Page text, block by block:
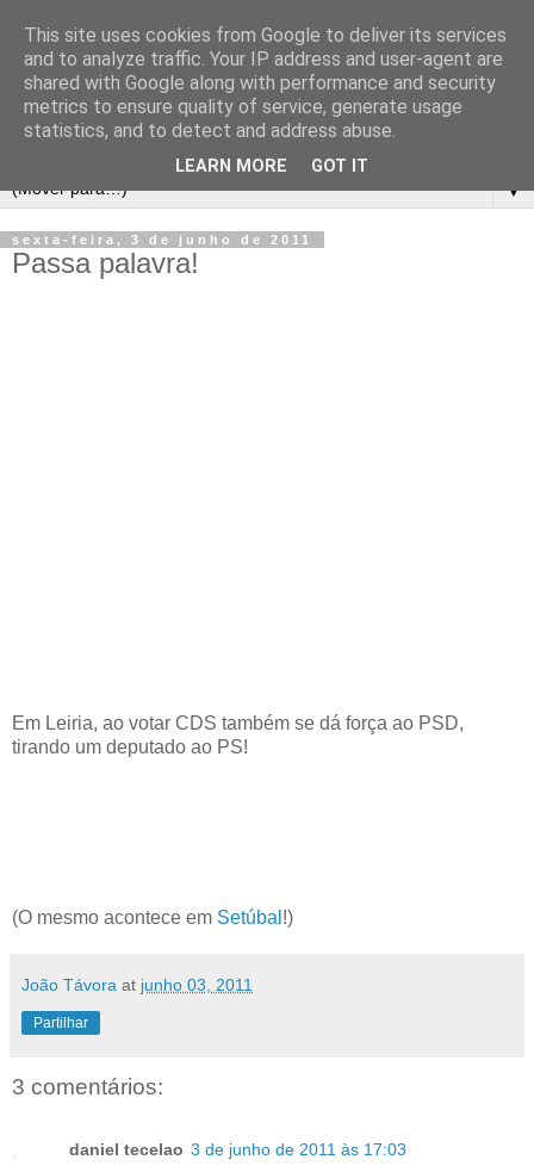
▼
sexta-feira, 3 de junho de 2011
Passa palavra!
Em Leiria, ao votar CDS também se dá força ao PSD,
tirando um deputado ao PS!
(O mesmo acontece em Setúbal !)
João Távora at junho 03, 2011
Partilhar
3 comentários:
daniel tecelao 3 de junho de 2011 às 17:03
This site uses cookies from Google to deliver its services
and to analyze traffic. Your IP address and user-agent are
shared with Google along with performance and security
metrics to ensure quality of service, generate usage
statistics, and to detect and address abuse.
LEARN MORE GOT IT